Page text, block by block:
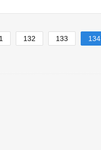
132 133 134